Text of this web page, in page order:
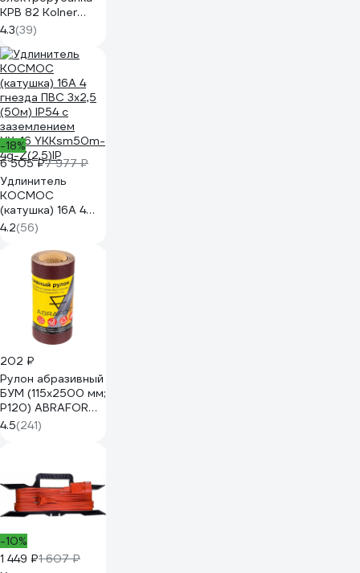
KPB 82 Kolner
8101900048
4.3(39)
-18%
6 505 ₽7 977 ₽
Удлинитель
КОСМОС
(катушка) 16А 4
гнезда ПВС 3х2,5
(50м) IP54 с
заземлением
УХз16 YKKsm50m-
4g-Z(2,5)IP
4.2(56)
202 ₽
Рулон абразивный
БУМ (115x2500 мм;
P120) ABRAFORM
afr115-2500-120
4.5(241)
-10%
1 449 ₽1 607 ₽